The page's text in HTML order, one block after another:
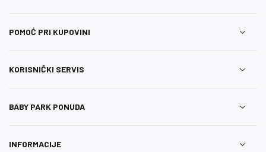
POMOĆ PRI KUPOVINI
KORISNIČKI SERVIS
BABY PARK PONUDA
INFORMACIJE